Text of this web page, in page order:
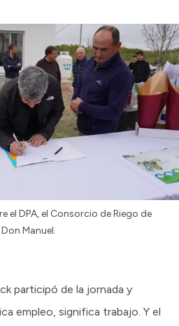
el DPA, el Consorcio de Riego de
Manuel.
participó de la jornada y
empleo, significa trabajo. Y el